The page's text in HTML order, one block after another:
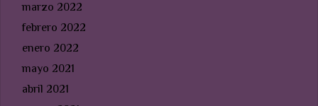
marzo 2022
febrero 2022
enero 2022
mayo 2021
abril 2021